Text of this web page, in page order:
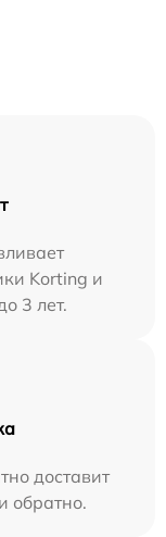
Korting и
3 лет.
доставит
обратно.